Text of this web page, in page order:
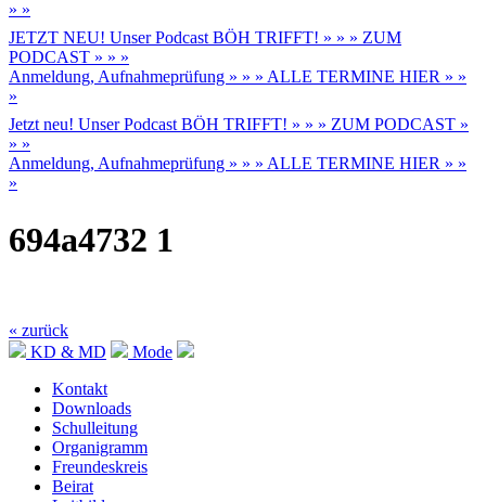
» »
JETZT NEU! Unser Podcast BÖH TRIFFT! » » » ZUM
PODCAST » » »
Anmeldung, Aufnahmeprüfung » » » ALLE TERMINE HIER » »
»
Jetzt neu! Unser Podcast BÖH TRIFFT! » » » ZUM PODCAST »
» »
Anmeldung, Aufnahmeprüfung » » » ALLE TERMINE HIER » »
»
694a4732 1
« zurück
KD & MD
Mode
Kontakt
Downloads
Schulleitung
Organigramm
Freundeskreis
Beirat